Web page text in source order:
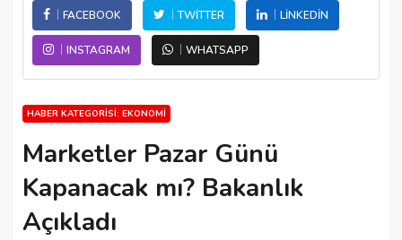
FACEBOOK TWITTER LINKEDIN
INSTAGRAM WHATSAPP
HABER KATEGORISI: EKONOMI
Marketler Pazar Günü
Kapanacak mı? Bakanlık
Açıkladı